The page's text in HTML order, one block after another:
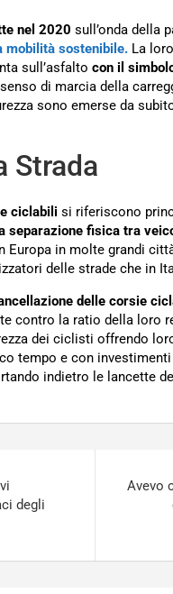
nel 2020 sull’onda della
mobilità sostenibile. La
sull’asfalto con il
di marcia della
sono emerse da
Strada
ciclabili si riferiscono
separazione fisica tra
in molte grandi
delle strade che in
delle corsie
contro la ratio della loro
dei ciclisti offrendo
tempo e con
indietro le lancette
degli
Avevo